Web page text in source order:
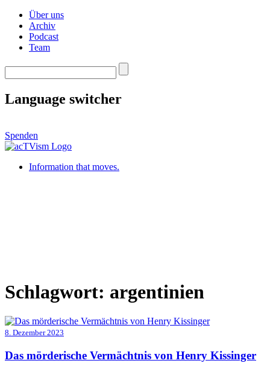
Über uns
Archiv
Podcast
Team
Language switcher
Spenden
Information that moves.
Schlagwort: argentinien
8. Dezember 2023
Das mörderische Vermächtnis von Henry Kissinger